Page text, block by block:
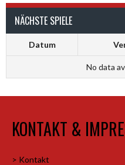
NÄCHSTE SPIELE
Datum
No data
KONTAKT &
> Kontakt